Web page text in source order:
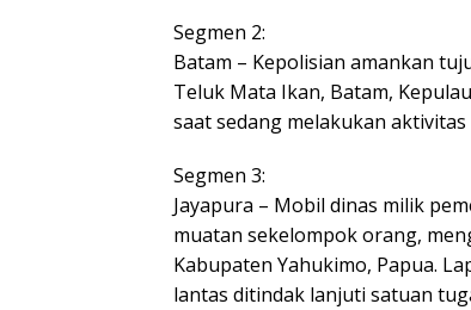
Segmen 2:
Batam – Kepolisian amankan
Teluk Mata Ikan, Batam,
saat sedang melakukan
Segmen 3:
Jayapura – Mobil dinas milik
muatan sekelompok orang,
Kabupaten Yahukimo, Papua.
lantas ditindak lanjuti satuan